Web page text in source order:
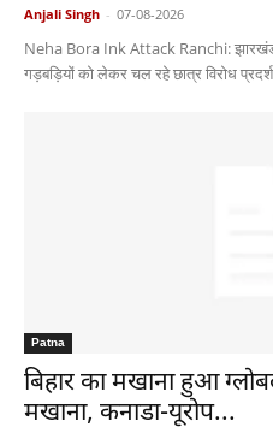
Anjali Singh - 07-08-2026
Neha Bora Ink Attack Ranchi: झारखंड
गड़बड़ियों को लेकर चल रहे छात्र विरोध
Patna
बिहार का मखाना हुआ
मखाना, कनाडा-यूरोप...